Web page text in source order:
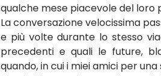
qualche mese piacevole del loro
La conversazione velocissima
e più volte durante lo stesso
precedenti e quali le future,
quando, in cui i miei amici per